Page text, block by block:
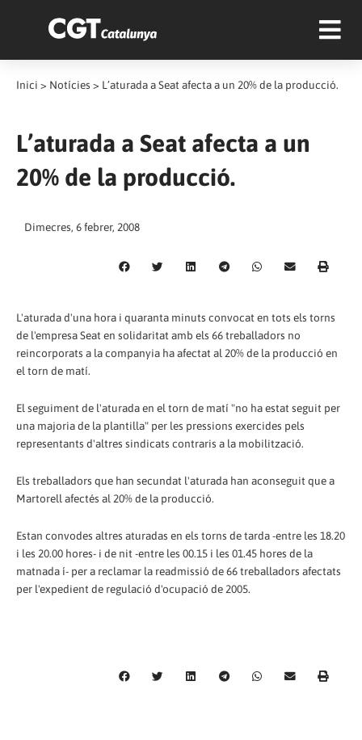
Inici > Notícies > L’aturada a Seat afecta a un 20% de la producció.
L’aturada a Seat afecta a un
20% de la producció.
Dimecres, 6 febrer, 2008
L'aturada d'una hora i quaranta minuts convocat en tots els torns
de l'empresa Seat en solidaritat amb els 66 treballadors no
reincorporats a la companyia ha afectat al 20% de la producció en
el torn de matí.
El seguiment de l'aturada en el torn de matí "no ha estat seguit per
una majoria de la plantilla" per les pressions exercides pels
representants d'altres sindicats contraris a la mobilització.
Els treballadors que han secundat l'aturada han aconseguit que a
Martorell afectés al 20% de la producció.
Estan convodes altres aturadas en els torns de tarda -entre les 18.20
i les 20.00 hores- i de nit -entre les 00.15 i les 01.45 hores de la
matnada í- per a reclamar la readmissió de 66 treballadors afectats
per l'expedient de regulació d'ocupació de 2005.